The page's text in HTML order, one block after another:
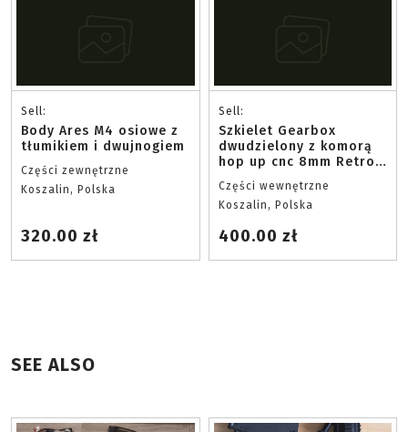
Sell:
Body Ares M4 osiowe z
tłumikiem i dwujnogiem
Części zewnętrzne
Koszalin, Polska
320.00 zł
Sell:
Szkielet Gearbox
dwudzielony z komorą
hop up cnc 8mm Retro
Arms v2
Części wewnętrzne
Koszalin, Polska
400.00 zł
SEE ALSO